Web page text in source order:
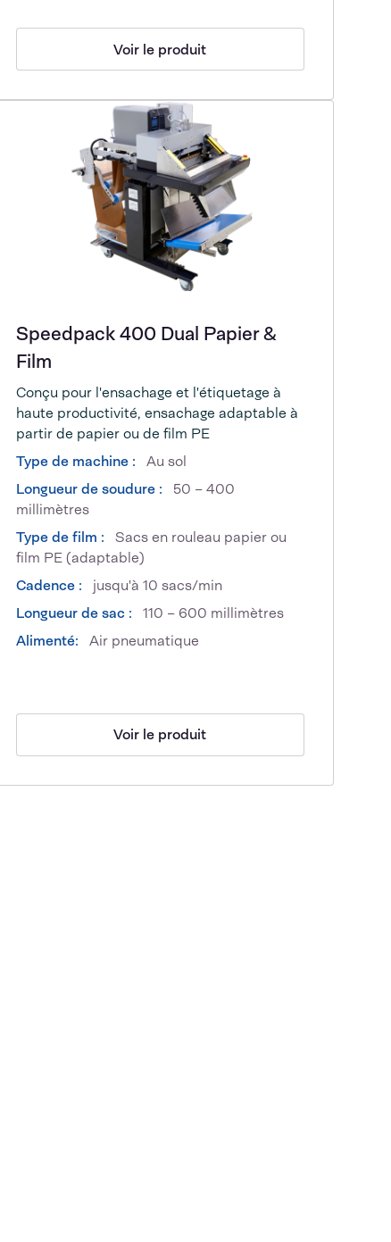
Voir le produit
Speedpack 400 Dual Papier &
Film
Conçu pour l'ensachage et l'étiquetage à
haute productivité, ensachage adaptable à
partir de papier ou de film PE
Type de machine :
Au sol
Longueur de soudure :
50 – 400
millimètres
Type de film :
Sacs en rouleau papier ou
film PE (adaptable)
Cadence :
jusqu'à 10 sacs/min
Longueur de sac :
110 – 600 millimètres
Alimenté:
Air pneumatique
Voir le produit